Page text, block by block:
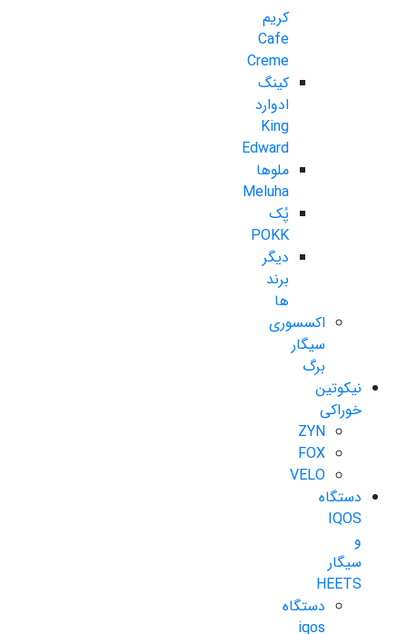
کریم
Cafe
Creme
کینگ
ادوارد
King
Edward
ملوها
Meluha
پُک
POKK
دیگر
برند
ها
اکسسوری
سیگار
برگ
نیکوتین
خوراکی
ZYN
FOX
VELO
دستگاه
IQOS
و
سیگار
HEETS
دستگاه
iqos